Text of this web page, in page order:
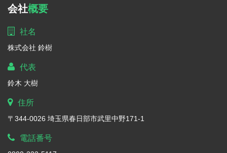
会社概要
社名
株式会社 鈴樹
代表
鈴木 大樹
住所
〒344-0026 埼玉県春日部市武里中野171-1
電話番号